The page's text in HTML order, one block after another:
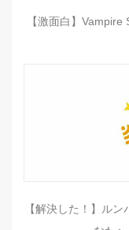
【激面白】
【解決した！】ル